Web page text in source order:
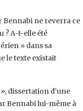
‎Bennabi ne reverra ce
? A-t-elle été
» dans sa
le texte existait
‎dissertation d’une
Bennabi lui-même à